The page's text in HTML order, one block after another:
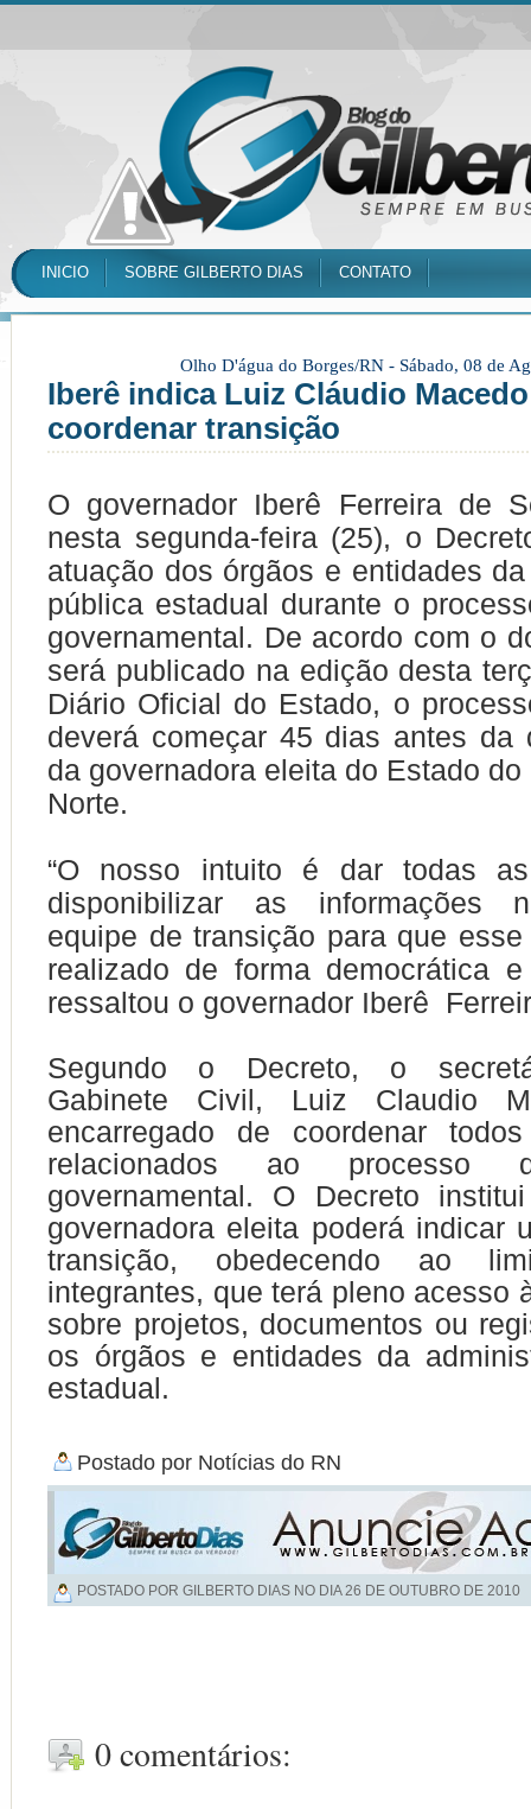
INICIO SOBRE GILBERTO DIAS CONTATO
Olho D'água do Borges/RN - Sábado, 08 de
Iberê indica Luiz Cláudio
coordenar transição
O governador Iberê Ferreira de
nesta segunda-feira (25), o
atuação dos órgãos e entidades
pública estadual durante o
governamental. De acordo com o
será publicado na edição desta
Diário Oficial do Estado, o
deverá começar 45 dias antes da
da governadora eleita do Estado
Norte.
“O nosso intuito é dar todas
disponibilizar as informações
equipe de transição para que
realizado de forma democrática e
ressaltou o governador Iberê
Segundo o Decreto, o
Gabinete Civil, Luiz Claudio
encarregado de coordenar
relacionados ao processo
governamental. O Decreto
governadora eleita poderá indicar
transição, obedecendo ao
integrantes, que terá pleno acesso
sobre projetos, documentos ou
os órgãos e entidades da
estadual.
Postado por Notícias do RN
POSTADO POR GILBERTO DIAS NO DIA26 DE OUTUBRO DE 2010
0 comentários: